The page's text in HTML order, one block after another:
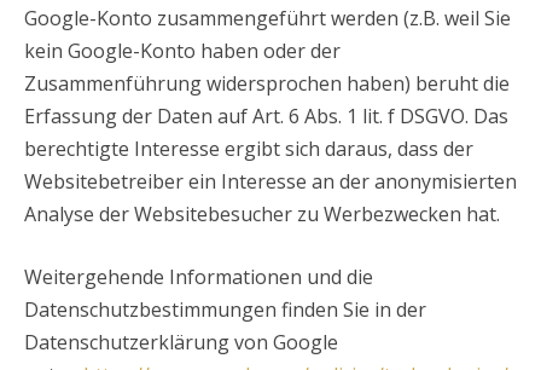
Google-Konto zusammengeführt werden (z.B. weil Sie
kein Google-Konto haben oder der
Zusammenführung widersprochen haben) beruht die
Erfassung der Daten auf Art. 6 Abs. 1 lit. f DSGVO. Das
berechtigte Interesse ergibt sich daraus, dass der
Websitebetreiber ein Interesse an der anonymisierten
Analyse der Websitebesucher zu Werbezwecken hat.
Weitergehende Informationen und die
Datenschutzbestimmungen finden Sie in der
Datenschutzerklärung von Google